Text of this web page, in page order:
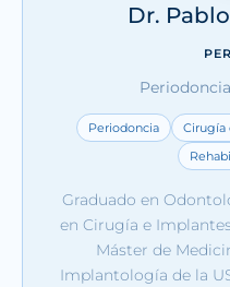
Dr.
Periodoncia Cirugía
Graduado en
en Cirugía e
Máster de
Implantología de la